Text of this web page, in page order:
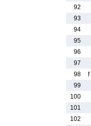
92
93
94
95
96
97
98
f
99
100
101
102